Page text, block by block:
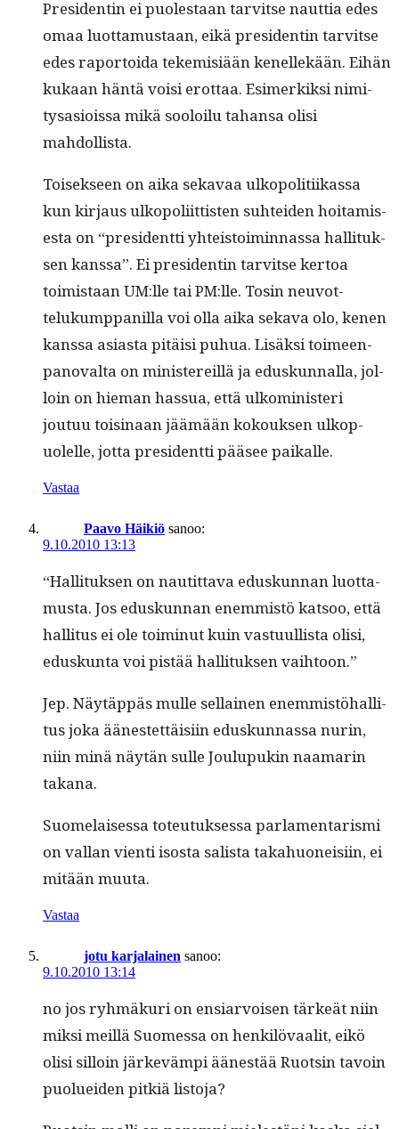
Pres­i­dentin ei puolestaan tarvitse naut­tia edes
omaa luot­ta­mus­taan, eikä pres­i­dentin tarvitse
edes rapor­toi­da tekemisiään kenellekään. Eihän
kukaan hän­tä voisi erot­taa. Esimerkik­si nim­i­
tysasiois­sa mikä sooloilu tahansa olisi
mahdollista.
Toisek­seen on aika sekavaa ulkopoli­ti­ikas­sa
kun kir­jaus ulkopoli­it­tis­ten suhtei­den hoita­mis­
es­ta on “pres­i­dent­ti yhteis­toimin­nas­sa hal­li­tuk­
sen kanssa”. Ei pres­i­dentin tarvitse ker­toa
toimis­taan UM:lle tai PM:lle. Tosin neu­vot­
telukump­panil­la voi olla aika seka­va olo, kenen
kanssa asi­as­ta pitäisi puhua. Lisäk­si toimeen­
panoval­ta on min­is­tereil­lä ja eduskun­nal­la, jol­
loin on hie­man has­sua, että ulko­min­is­teri
joutuu toisi­naan jäämään kok­ouk­sen ulkop­
uolelle, jot­ta pres­i­dent­ti pääsee paikalle.
Vastaa
Paavo Häikiö sanoo:
9.10.2010 13:13
“Hal­li­tuk­sen on nau­tit­ta­va eduskun­nan luot­ta­
mus­ta. Jos eduskun­nan enem­mistö kat­soo, että
hal­li­tus ei ole toimin­ut kuin vas­tu­ullista olisi,
eduskun­ta voi pistää hal­li­tuk­sen vaihtoon.”
Jep. Näytäp­päs mulle sel­l­ainen enem­mistöhal­li­
tus joka äänestet­täisi­in eduskun­nas­sa nurin,
niin minä näytän sulle Joulupukin naa­marin
takana.
Suome­laises­sa toteu­tuk­ses­sa par­la­men­taris­mi
on val­lan vien­ti isos­ta sal­ista takahuoneisi­in, ei
mitään muuta.
Vastaa
jotu karjalainen sanoo:
9.10.2010 13:14
no jos ryh­mäkuri on ensiar­voisen tärkeät niin
mik­si meil­lä Suomes­sa on henkilö­vaalit, eikö
olisi sil­loin järkevämpi äänestää Ruotsin tavoin
puoluei­den pitk­iä listoja?